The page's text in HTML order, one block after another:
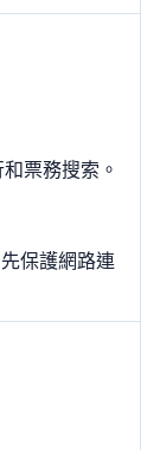
票務搜索。
保護網路連